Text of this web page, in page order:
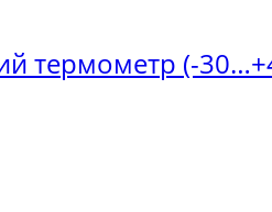
термометр (-